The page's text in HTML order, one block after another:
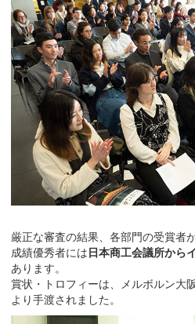
厳正な審査の結果、各部門の受賞者
成績優秀者には 日本商工会議所から
あります。
賞状・トロフィーは、メルボルン大
より手渡されました。